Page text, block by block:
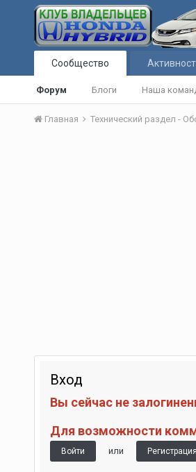
Сообщество
Форум Блоги Наша
Главная Технический раздел -
Вход
Вы сейчас не
Для возможности
Войти или Регистрация